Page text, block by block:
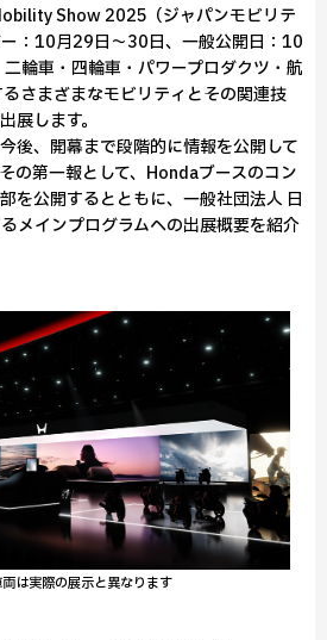
Show 2025（ジャパンモビリテ
：10月29日～30日、一般公開日：10
輪車・四輪車・パワープロダクツ・航
さまざまなモビリティとその関連技
展します。
後、開幕まで段階的に情報を公開して
の第一報として、Hondaブースのコン
を公開するとともに、一般社団法人 日
メインプログラムへの出展概要を紹介
は実際の展示と異なります